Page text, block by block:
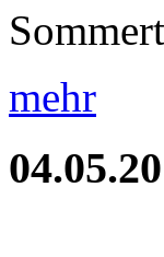
mehr